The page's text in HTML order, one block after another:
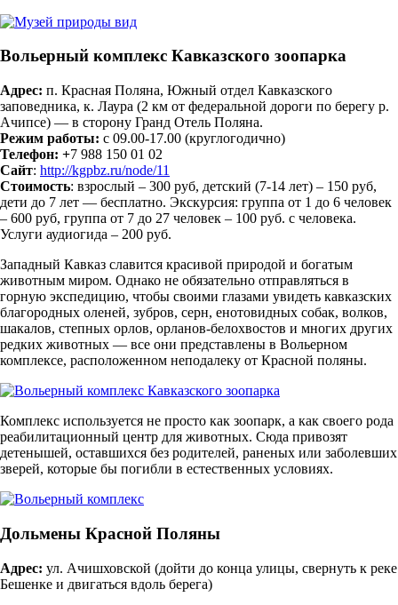
Вольерный комплекс Кавказского зоопарка
Адрес: п. Красная Поляна, Южный отдел Кавказского
заповедника, к. Лаура (2 км от федеральной дороги по берегу р.
Ачипсе) — в сторону Гранд Отель Поляна.
Режим работы: с 09.00-17.00 (круглогодично)
Телефон: +7 988 150 01 02
Сайт: http://kgpbz.ru/node/11
Стоимость: взрослый – 300 руб, детский (7-14 лет) – 150 руб,
дети до 7 лет — бесплатно. Экскурсия: группа от 1 до 6 человек
– 600 руб, группа от 7 до 27 человек – 100 руб. с человека.
Услуги аудиогида – 200 руб.
Западный Кавказ славится красивой природой и богатым
животным миром. Однако не обязательно отправляться в
горную экспедицию, чтобы своими глазами увидеть кавказских
благородных оленей, зубров, серн, енотовидных собак, волков,
шакалов, степных орлов, орланов-белохвостов и многих других
редких животных — все они представлены в Вольерном
комплексе, расположенном неподалеку от Красной поляны.
Комплекс используется не просто как зоопарк, а как своего рода
реабилитационный центр для животных. Сюда привозят
детенышей, оставшихся без родителей, раненых или заболевших
зверей, которые бы погибли в естественных условиях.
Дольмены Красной Поляны
Адрес: ул. Ачишховской (дойти до конца улицы, свернуть к реке
Бешенке и двигаться вдоль берега)